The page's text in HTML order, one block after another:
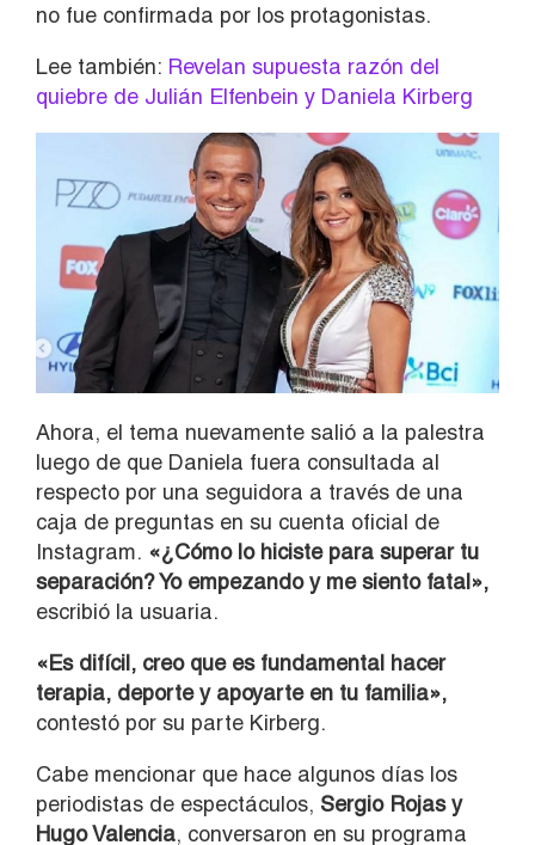
no fue confirmada por los protagonistas.
Lee también: Revelan supuesta razón del
quiebre de Julián Elfenbein y Daniela Kirberg
Ahora, el tema nuevamente salió a la palestra
luego de que Daniela fuera consultada al
respecto por una seguidora a través de una
caja de preguntas en su cuenta oficial de
Instagram. «¿Cómo lo hiciste para superar tu
separación? Yo empezando y me siento fatal»,
escribió la usuaria.
«Es difícil, creo que es fundamental hacer
terapia, deporte y apoyarte en tu familia»,
contestó por su parte Kirberg.
Cabe mencionar que hace algunos días los
periodistas de espectáculos, Sergio Rojas y
Hugo Valencia, conversaron en su programa